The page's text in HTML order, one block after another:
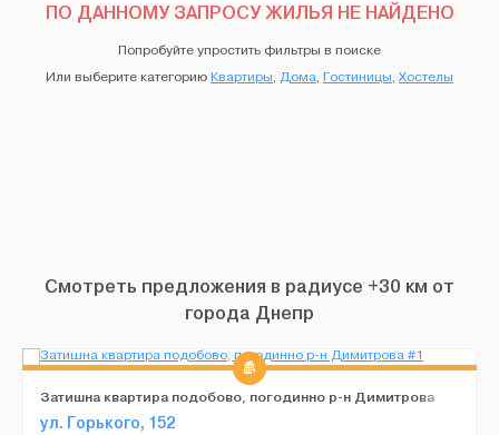
ПО ДАННОМУ ЗАПРОСУ ЖИЛЬЯ НЕ НАЙДЕНО
Попробуйте упростить фильтры в поиске
Или выберите категориюКвартиры, Дома, Гостиницы, Хостелы
Смотреть предложения в радиусе +30 км от
города Днепр
Затишна квартира подобово, погодинно р-н Димитрова
ул. Горького, 152